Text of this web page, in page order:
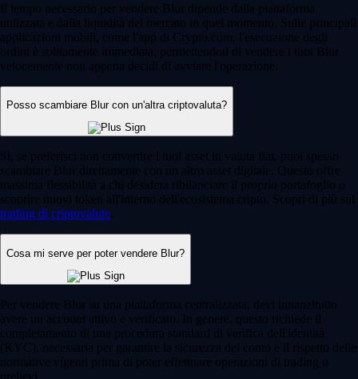
Il tempo necessario per vendere Blur dipende dalla piattaforma
utilizzata e dalla liquidità del mercato in quel momento. Sulle principali
applicazioni mobili, come l'app di Crypto.com, l'esecuzione degli
ordini è solitamente immediata, permettendoti di vendere i tuoi Blur
velocemente non appena decidi di avviare l'operazione.
Posso scambiare Blur con un'altra criptovaluta?
Sì, se preferisci non convertire i tuoi asset in valuta fiat, puoi spesso
scambiare Blur direttamente con un altro asset digitale. Questo offre
massima flessibilità a chi desidera ribilanciare il proprio portafoglio o
scoprire nuovi token all'interno dell'ecosistema cripto. Scopri di più sul
trading di criptovalute
Cosa mi serve per poter vendere Blur?
Per vendere Blur su una piattaforma centralizzata, devi innanzitutto
avere un account attivo e verificato. In genere, questo richiede il
completamento di una procedura standard di verifica dell'identità
(KYC), necessaria per garantire la sicurezza del conto e il rispetto delle
normative vigenti prima di poter effettuare operazioni di trading o
prelievi.